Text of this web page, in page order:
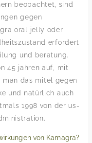
beobachtet, sind
gegen
oral jelly oder
erfordert
und beratung.
45 jahren auf, mit
man das mitel gegen
und natürlich auch
1998 von der us-
von Kamagra?